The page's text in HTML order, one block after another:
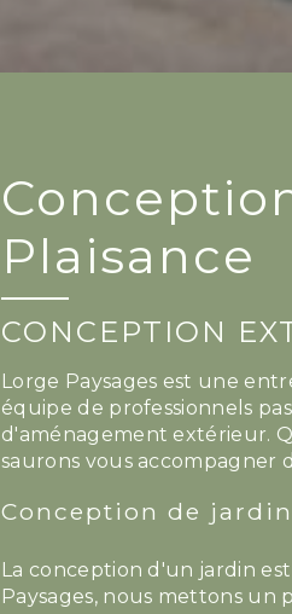
Plaisance
CONCEPTION
Lorge Paysages est une
équipe de professionnels
d'aménagement extérieur.
saurons vous accompagner
Conception de
La conception d'un jardin
Paysages, nous mettons un